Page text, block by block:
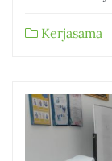
Kerjasama